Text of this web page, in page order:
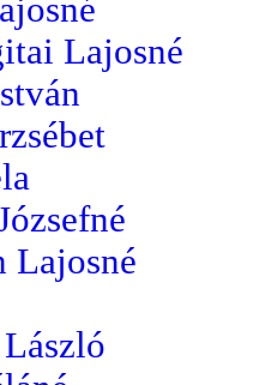
Lajosné
Lajosné